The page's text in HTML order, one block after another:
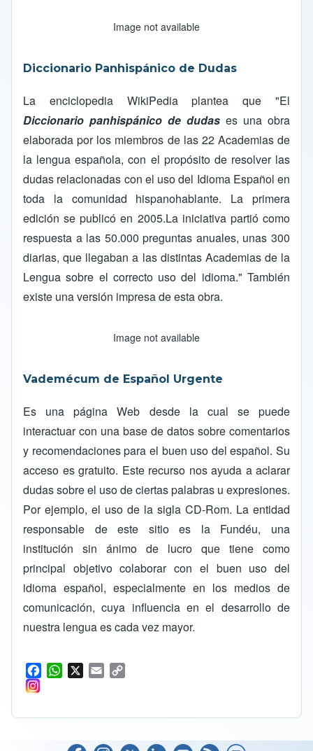
Image not available
Diccionario Panhispánico de Dudas
La enciclopedia WikiPedia plantea que "El
Diccionario panhispánico de dudas es una obra
elaborada por los miembros de las 22 Academias de
la lengua española, con el propósito de resolver las
dudas relacionadas con el uso del Idioma Español en
toda la comunidad hispanohablante. La primera
edición se publicó en 2005.La iniciativa partió como
respuesta a las 50.000 preguntas anuales, unas 300
diarias, que llegaban a las distintas Academias de la
Lengua sobre el correcto uso del idioma." También
existe una versión impresa de esta obra.
Image not available
Vademécum de Español Urgente
Es una página Web desde la cual se puede
interactuar con una base de datos sobre comentarios
y recomendaciones para el buen uso del español. Su
acceso es gratuito. Este recurso nos ayuda a aclarar
dudas sobre el uso de ciertas palabras u expresiones.
Por ejemplo, el uso de la sigla CD-Rom. La entidad
responsable de este sitio es la Fundéu, una
institución sin ánimo de lucro que tiene como
principal objetivo colaborar con el buen uso del
idioma español, especialmente en los medios de
comunicación, cuya influencia en el desarrollo de
nuestra lengua es cada vez mayor.
F
e
W
t
A
X
E
i
y
i